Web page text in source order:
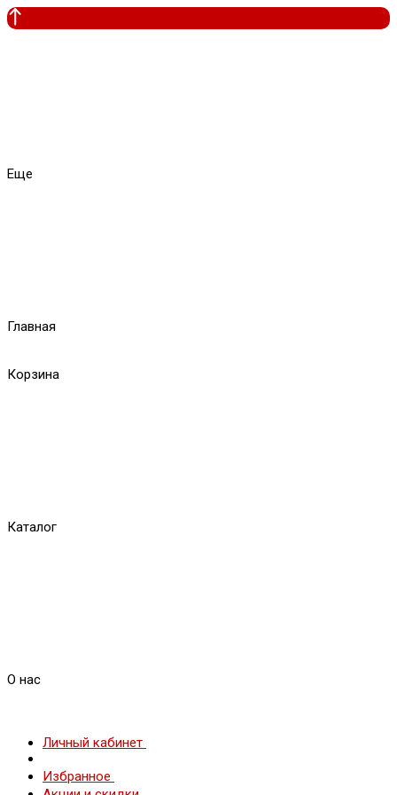
Еще
Главная
Корзина
Каталог
О нас
Личный кабинет
Избранное